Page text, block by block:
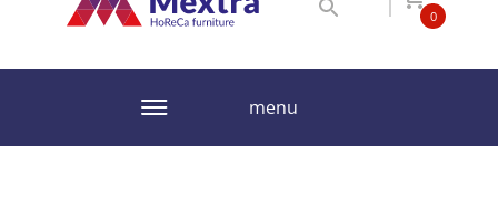
0
menu